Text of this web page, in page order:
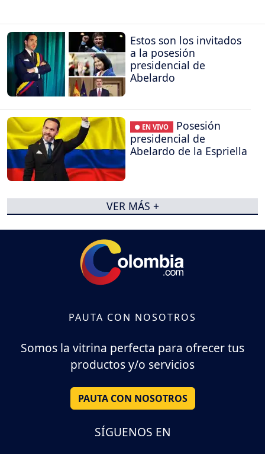
Estos son los invitados
a la posesión
presidencial de
Abelardo
● EN VIVO
Posesión
presidencial de
Abelardo de la Espriella
VER MÁS +
PAUTA CON NOSOTROS
Somos la vitrina perfecta para ofrecer tus
productos y/o servicios
PAUTA CON NOSOTROS
SÍGUENOS EN